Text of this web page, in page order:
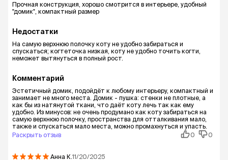
Прочная конструкция, хорошо смотрится в интерьере, удобный
"домик", компактный размер
Недостатки
На самую верхнюю полочку коту не удобно забираться и
спускаться; когтеточка низкая, коту не удобно точить когти,
неможет вытянуться в полный рост.
Комментарий
Эстетичный домик, подойдёт к любому интерьеру, компактный и
занимает не много места. Домик - пушка: стенки не плотные, а
как бы из натянутой ткани, что даёт коту лечь так как ему
удобно. Из минусов: не очень продумано как коту забираться на
самую верхнюю полочку, пространства для отталкивания мало,
также и спускаться мало места, можно промахнуться и упасть.
Раскрыть отзыв
0 0
Анна К.11/20/2025